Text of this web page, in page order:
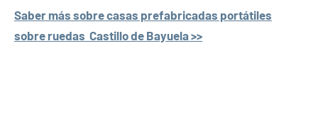
Saber más sobre casas prefabricadas portátiles
sobre ruedas Castillo de Bayuela >>